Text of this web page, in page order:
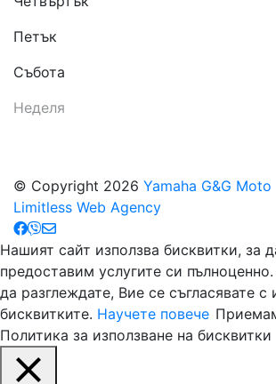
Петък
Събота
Неделя
© Copyright 2026 Yamaha G&G Moto
Limitless Web Agency
Нашият сайт използва бисквитки, за
предоставим услугите си
да разглеждате, Вие се съгласявате с
бисквитките. Научете повече
Политика за използване на бисквитки